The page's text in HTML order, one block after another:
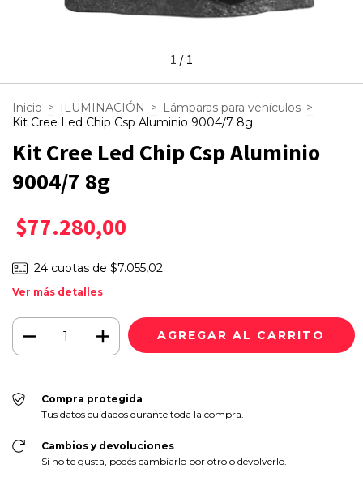
1 / 1
Inicio > ILUMINACIÓN > Lámparas para vehículos >
Kit Cree Led Chip Csp Aluminio 9004/7 8g
Kit Cree Led Chip Csp Aluminio
9004/7 8g
$77.280,00
24 cuotas de $7.055,02
Ver más detalles
Compra protegida
Tus datos cuidados durante toda la compra.
Cambios y devoluciones
Si no te gusta, podés cambiarlo por otro o devolverlo.